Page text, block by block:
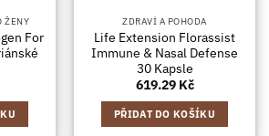
ŽENY
For
ZDRAVÍ A POHODA
Life Extension Florassist
Immune & Nasal Defense
30 Kapsle
619.29 Kč
PŘIDAT DO KOŠÍKU